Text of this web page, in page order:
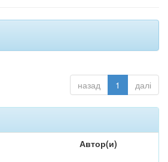
назад 1 далі
Автор(и)